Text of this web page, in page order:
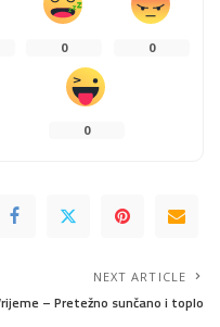
0 0
0
NEXT ARTICLE
– Pretežno sunčano i toplo